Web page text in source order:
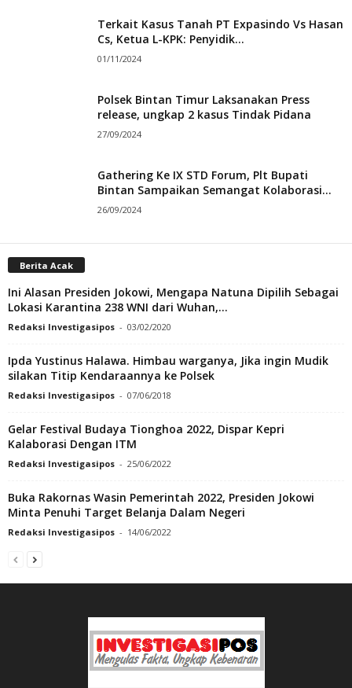
Terkait Kasus Tanah PT Expasindo Vs Hasan
Cs, Ketua L-KPK: Penyidik...
01/11/2024
Polsek Bintan Timur Laksanakan Press
release, ungkap 2 kasus Tindak Pidana
27/09/2024
Gathering Ke IX STD Forum, Plt Bupati
Bintan Sampaikan Semangat Kolaborasi...
26/09/2024
Berita Acak
Ini Alasan Presiden Jokowi, Mengapa Natuna Dipilih Sebagai
Lokasi Karantina 238 WNI dari Wuhan,...
Redaksi Investigasipos - 03/02/2020
Ipda Yustinus Halawa. Himbau warganya, Jika ingin Mudik
silakan Titip Kendaraannya ke Polsek
Redaksi Investigasipos - 07/06/2018
Gelar Festival Budaya Tionghoa 2022, Dispar Kepri
Kalaborasi Dengan ITM
Redaksi Investigasipos - 25/06/2022
Buka Rakornas Wasin Pemerintah 2022, Presiden Jokowi
Minta Penuhi Target Belanja Dalam Negeri
Redaksi Investigasipos - 14/06/2022